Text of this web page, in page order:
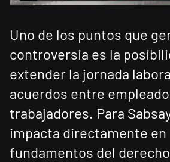
Uno de los puntos que
controversia es la
extender la jornada
acuerdos entre
trabajadores. Para
impacta directamente en
fundamentos del